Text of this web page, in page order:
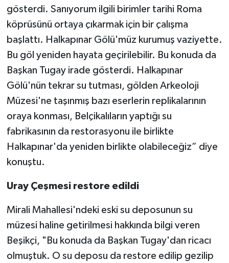
gösterdi. Sanıyorum ilgili birimler tarihi Roma
köprüsünü ortaya çıkarmak için bir çalışma
başlattı. Halkapınar Gölü'müz kurumuş vaziyette.
Bu göl yeniden hayata geçirilebilir. Bu konuda da
Başkan Tugay irade gösterdi. Halkapınar
Gölü'nün tekrar su tutması, gölden Arkeoloji
Müzesi'ne taşınmış bazı eserlerin replikalarının
oraya konması, Belçikalıların yaptığı su
fabrikasının da restorasyonu ile birlikte
Halkapınar'da yeniden birlikte olabileceğiz” diye
konuştu.
Uray Çeşmesi restore edildi
Mirali Mahallesi'ndeki eski su deposunun su
müzesi haline getirilmesi hakkında bilgi veren
Beşikçi, "Bu konuda da Başkan Tugay'dan ricacı
olmuştuk. O su deposu da restore edilip gezilip